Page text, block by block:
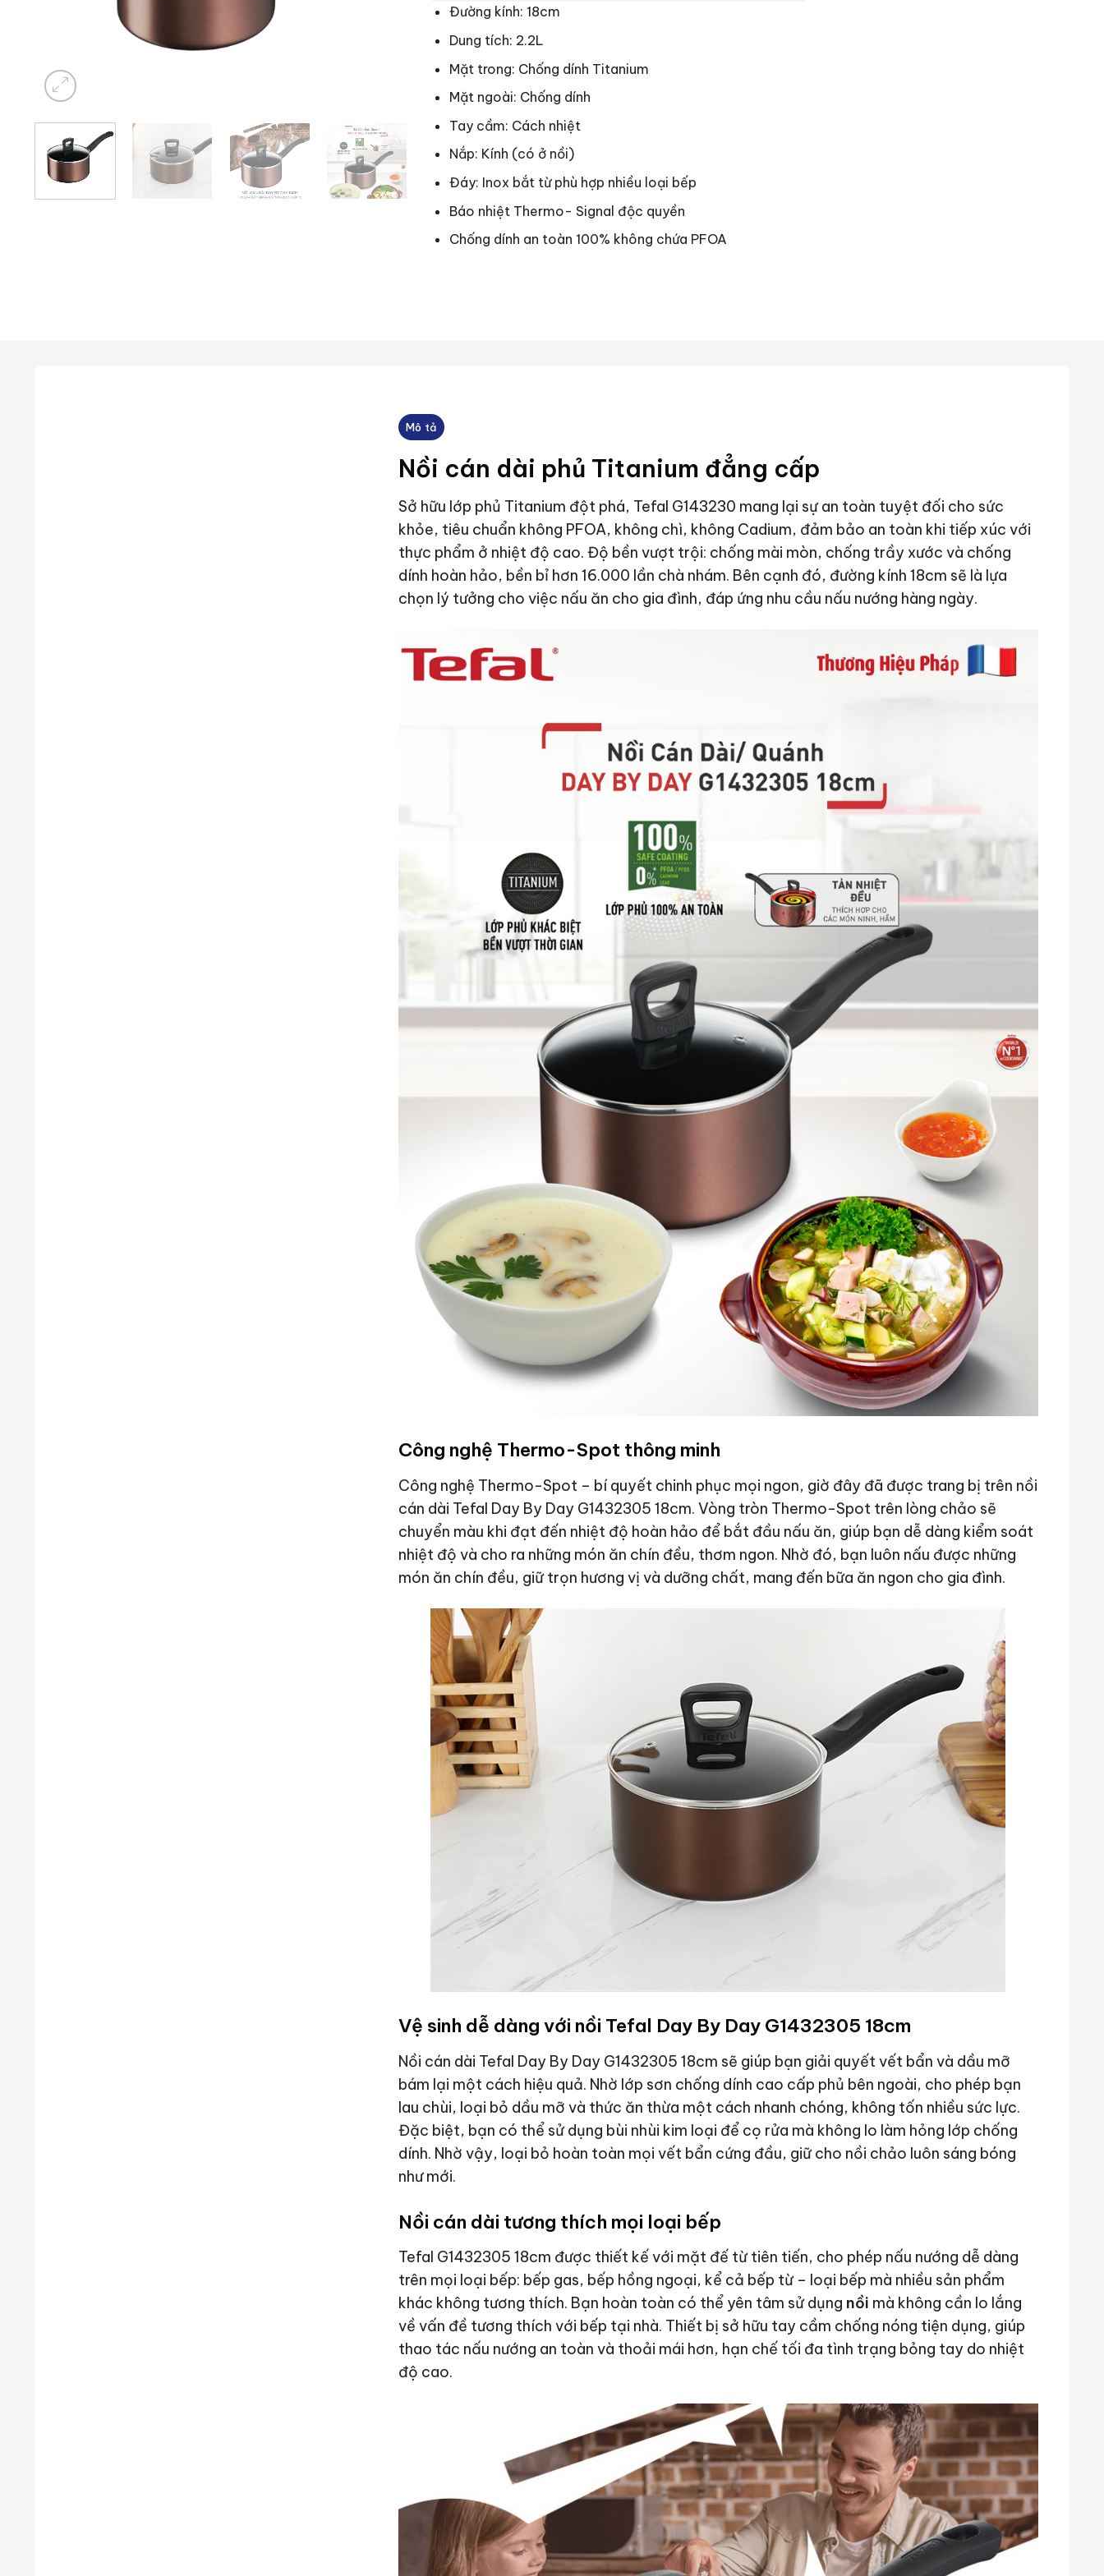
Đường kính: 18cm
Dung tích: 2.2L
Mặt trong: Chống dính Titanium
Mặt ngoài: Chống dính
Tay cầm: Cách nhiệt
Nắp: Kính (có ở nồi)
Đáy: Inox bắt từ phù hợp nhiều loại bếp
Báo nhiệt Thermo- Signal độc quyền
Chống dính an toàn 100% không chứa PFOA
Mô tả
Nồi cán dài phủ Titanium đẳng cấp
Sở hữu lớp phủ Titanium đột phá, Tefal G143230 mang lại sự an toàn tuyệt đối cho sức
khỏe, tiêu chuẩn không PFOA, không chì, không Cadium, đảm bảo an toàn khi tiếp xúc với
thực phẩm ở nhiệt độ cao. Độ bền vượt trội: chống mài mòn, chống trầy xước và chống
dính hoàn hảo, bền bỉ hơn 16.000 lần chà nhám. Bên cạnh đó, đường kính 18cm sẽ là lựa
chọn lý tưởng cho việc nấu ăn cho gia đình, đáp ứng nhu cầu nấu nướng hàng ngày.
Công nghệ Thermo-Spot thông minh
Công nghệ Thermo-Spot – bí quyết chinh phục mọi ngon, giờ đây đã được trang bị trên nồi
cán dài Tefal Day By Day G1432305 18cm. Vòng tròn Thermo-Spot trên lòng chảo sẽ
chuyển màu khi đạt đến nhiệt độ hoàn hảo để bắt đầu nấu ăn, giúp bạn dễ dàng kiểm soát
nhiệt độ và cho ra những món ăn chín đều, thơm ngon. Nhờ đó, bạn luôn nấu được những
món ăn chín đều, giữ trọn hương vị và dưỡng chất, mang đến bữa ăn ngon cho gia đình.
Vệ sinh dễ dàng với nồi Tefal Day By Day G1432305 18cm
Nồi cán dài Tefal Day By Day G1432305 18cm sẽ giúp bạn giải quyết vết bẩn và dầu mỡ
bám lại một cách hiệu quả. Nhờ lớp sơn chống dính cao cấp phủ bên ngoài, cho phép bạn
lau chùi, loại bỏ dầu mỡ và thức ăn thừa một cách nhanh chóng, không tốn nhiều sức lực.
Đặc biệt, bạn có thể sử dụng bùi nhùi kim loại để cọ rửa mà không lo làm hỏng lớp chống
dính. Nhờ vậy, loại bỏ hoàn toàn mọi vết bẩn cứng đầu, giữ cho nồi chảo luôn sáng bóng
như mới.
Nồi cán dài tương thích mọi loại bếp
Tefal G1432305 18cm được thiết kế với mặt đế từ tiên tiến, cho phép nấu nướng dễ dàng
trên mọi loại bếp: bếp gas, bếp hồng ngoại, kể cả bếp từ – loại bếp mà nhiều sản phẩm
khác không tương thích. Bạn hoàn toàn có thể yên tâm sử dụng nồi mà không cần lo lắng
về vấn đề tương thích với bếp tại nhà. Thiết bị sở hữu tay cầm chống nóng tiện dụng, giúp
thao tác nấu nướng an toàn và thoải mái hơn, hạn chế tối đa tình trạng bỏng tay do nhiệt
độ cao.